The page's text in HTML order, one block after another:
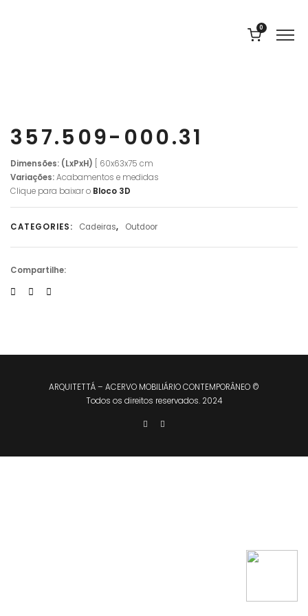
0
357.509-000.31
Dimensões: (LxPxH)
[ 60x63x75 cm
Variações:Acabamentos e medidas
Clique para baixar o Bloco 3D
CATEGORIES: Cadeiras, Outdoor
Compartilhe:
ARQUITETTÁ – ACERVO MOBILIÁRIO CONTEMPORÂNEO ©
Todos os direitos reservados. 2024